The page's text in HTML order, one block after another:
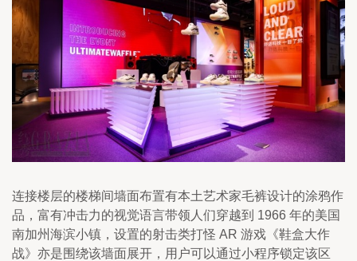
连接楼层的楼梯间墙面布置有本土艺术家毛裤设计的涂鸦作
品，富有冲击力的视觉语言带领人们穿越到 1966 年的美国
南加州海滨小镇，设置的射击类打怪 AR 游戏《鞋盒大作
战》亦是围绕该墙面展开，用户可以通过小程序锁定该区